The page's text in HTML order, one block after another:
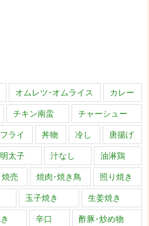
オムレツ･オムライス
カレー
チキン南蛮
チャーシュー
フライ 丼物 冷し
唐揚げ
明太子 汁なし
油淋鶏
焼売 焼肉･焼き鳥
照り焼き
玉子焼き
生姜焼き
辛口
酢豚･炒め物